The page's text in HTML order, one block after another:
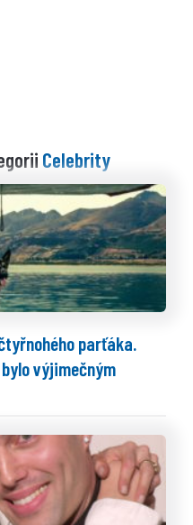
Celebrity
parťáka.
výjimečným